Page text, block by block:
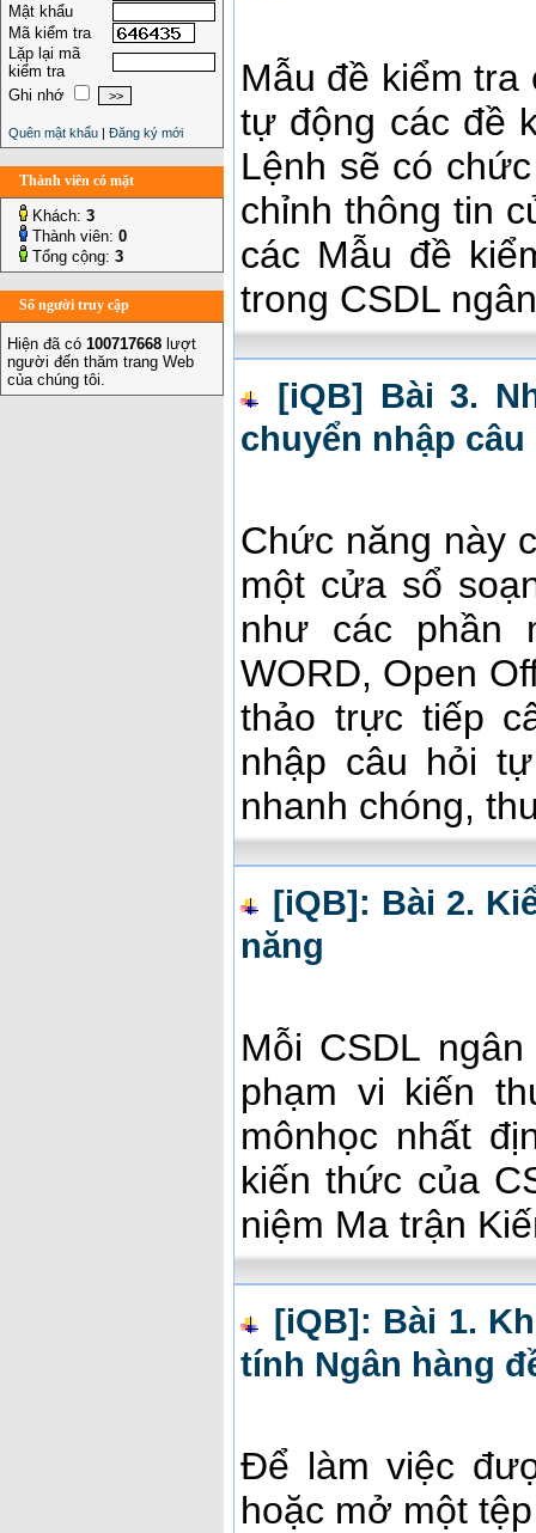
Mật khẩu
Mã kiểm tra
Lặp lại mã
kiểm tra
Ghi nhớ
Quên mật khẩu | Đăng ký mới
Thành viên có mặt
Khách: 3
Thành viên: 0
Tổng cộng: 3
Số người truy cập
Hiện đã có 100717668 lượt
người đến thăm trang Web
của chúng tôi.
Mẫu đề kiểm tra
tự động các đề
Lệnh sẽ có
chỉnh thông tin
các Mẫu đề
trong CSDL
[iQB] Bài 3.
chuyển nhập
Chức năng này
một cửa sổ
như các phần
WORD, Open
thảo trực tiếp
nhập câu hỏi
nhanh chóng,
[iQB]: Bài 2.
năng
Mỗi CSDL
phạm vi kiến
mônhọc nhất
kiến thức của
niệm Ma trận
[iQB]: Bài 1.
tính Ngân hàng
Để làm việc
hoặc mở một